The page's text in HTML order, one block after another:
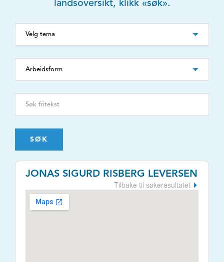
landsoversikt, klikk «søk».
SØK
JONAS SIGURD RISBERG LEVERSEN
Tilbake til søkeresultatet